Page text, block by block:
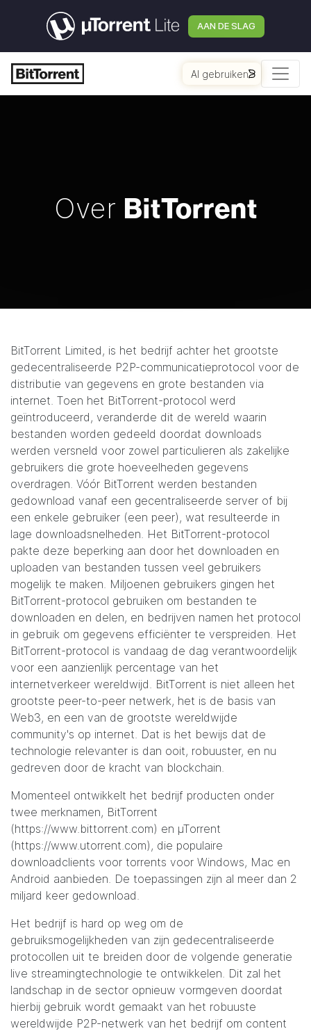
AAN DE SLAG
AI gebruiken
Over BitTorrent
BitTorrent Limited, is het bedrijf achter het grootste
gedecentraliseerde P2P-communicatieprotocol voor de
distributie van gegevens en grote bestanden via
internet. Toen het BitTorrent-protocol werd
geïntroduceerd, veranderde dit de wereld waarin
bestanden worden gedeeld doordat downloads
werden versneld voor zowel particulieren als zakelijke
gebruikers die grote hoeveelheden gegevens
overdragen. Vóór BitTorrent werden bestanden
gedownload vanaf een gecentraliseerde server of bij
een enkele gebruiker (een peer), wat resulteerde in
lage downloadsnelheden. Het BitTorrent-protocol
pakte deze beperking aan door het downloaden en
uploaden van bestanden tussen veel gebruikers
mogelijk te maken. Miljoenen gebruikers gingen het
BitTorrent-protocol gebruiken om bestanden te
downloaden en delen, en bedrijven namen het protocol
in gebruik om gegevens efficiënter te verspreiden. Het
BitTorrent-protocol is vandaag de dag verantwoordelijk
voor een aanzienlijk percentage van het
internetverkeer wereldwijd. BitTorrent is niet alleen het
grootste peer-to-peer netwerk, het is de basis van
Web3, en een van de grootste wereldwijde
community's op internet. Dat is het bewijs dat de
technologie relevanter is dan ooit, robuuster, en nu
gedreven door de kracht van blockchain.
Momenteel ontwikkelt het bedrijf producten onder
twee merknamen, BitTorrent
(https://www.bittorrent.com) en µTorrent
(https://www.utorrent.com), die populaire
downloadclients voor torrents voor Windows, Mac en
Android aanbieden. De toepassingen zijn al meer dan 2
miljard keer gedownload.
Het bedrijf is hard op weg om de
gebruiksmogelijkheden van zijn gedecentraliseerde
protocollen uit te breiden door de volgende generatie
live streamingtechnologie te ontwikkelen. Dit zal het
landschap in de sector opnieuw vormgeven doordat
hierbij gebruik wordt gemaakt van het robuuste
wereldwijde P2P-netwerk van het bedrijf om content